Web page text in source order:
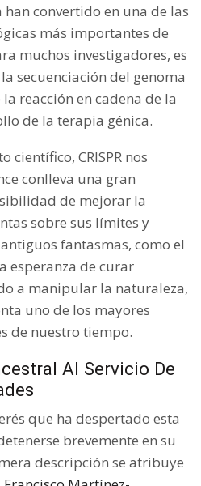
han convertido en una de las
más importantes de
muchos investigadores, es
secuenciación del genoma
reacción en cadena de la
de la terapia génica.
científico, CRISPR nos
conlleva una gran
de mejorar la
sobre sus límites y
fantasmas, como el
esperanza de curar
a manipular la naturaleza,
uno de los mayores
de nuestro tiempo.
Al Servicio De
que ha despertado esta
brevemente en su
descripción se atribuye